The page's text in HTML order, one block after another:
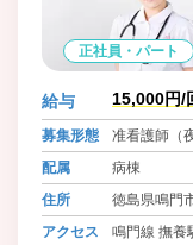
正社員・パート
給与 15,000円/
募集形態
准看護師（
配属
病棟
住所
徳島県鳴門
アクセス
鳴門線 撫養